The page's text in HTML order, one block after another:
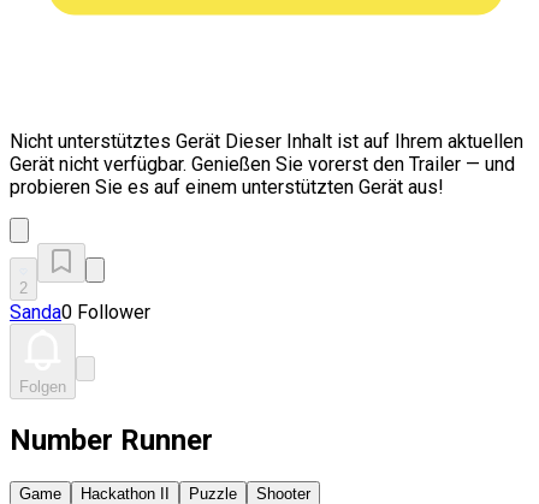
Nicht unterstütztes Gerät Dieser Inhalt ist auf Ihrem aktuellen
Gerät nicht verfügbar. Genießen Sie vorerst den Trailer — und
probieren Sie es auf einem unterstützten Gerät aus!
2
Sanda0 Follower
Folgen
Number Runner
Game Hackathon II Puzzle Shooter